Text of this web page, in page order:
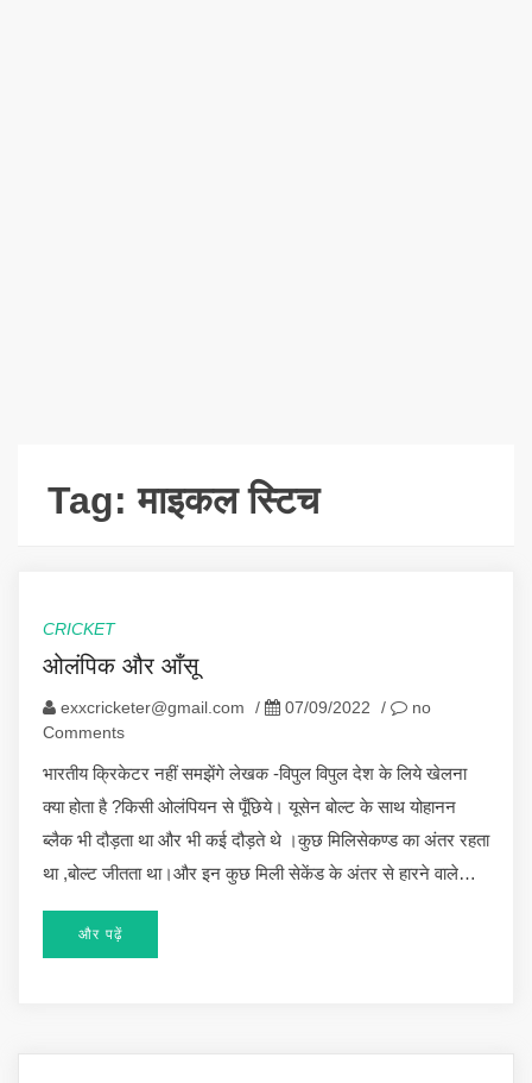
Tag:माइकल स्टिच
CRICKET
ओलंपिक और आँसू
exxcricketer@gmail.com / 07/09/2022 /
no
Comments
भारतीय क्रिकेटर नहीं समझेंगे लेखक -विपुल विपुल देश के लिये खेलना
क्या होता है ?किसी ओलंपियन से पूँछिये। यूसेन बोल्ट के साथ योहानन
ब्लैक भी दौड़ता था और भी कई दौड़ते थे ।कुछ मिलिसेकण्ड का अंतर रहता
था ,बोल्ट जीतता था।और इन कुछ मिली सेकेंड के अंतर से हारने वाले…
और पढ़ें